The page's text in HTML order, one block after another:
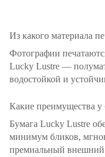
Из какого материала
Фотографии
Lucky Lustre —
водостойкой и
Какие преимущества у
Бумага Lucky Lustre
минимум бликов,
премиальный внешний